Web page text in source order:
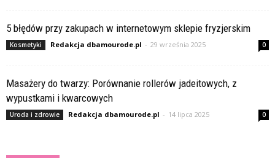
5 błędów przy zakupach w internetowym sklepie fryzjerskim
Kosmetyki Redakcja dbamourode.pl - 29 września 2025 0
Masażery do twarzy: Porównanie rollerów jadeitowych, z
wypustkami i kwarcowych
Uroda i zdrowie Redakcja dbamourode.pl - 14 lipca 2025 0